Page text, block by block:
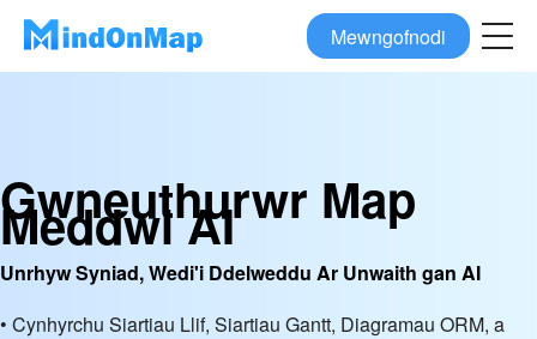
Mewngofnodi
Gwneuthurwr Map
Meddwl AI
Unrhyw Syniad, Wedi'i Ddelweddu Ar Unwaith gan AI
• Cynhyrchu Siartiau Llif, Siartiau Gantt, Diagramau ORM, a